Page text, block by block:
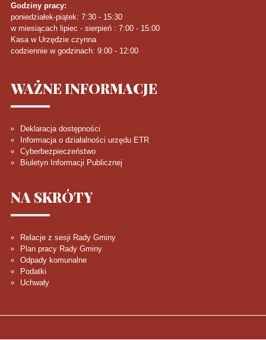
Godziny pracy:
poniedziałek-piątek: 7:30 - 15:30
w miesiącach lipiec - sierpień : 7:00 - 15:00
Kasa w Urzędzie czynna
codziennie w godzinach: 9:00 - 12:00
WAŻNEINFORMACJE
Deklaracja dostępności
Informacja o działalności urzędu ETR
Cyberbezpieczeństwo
Biuletyn Informacji Publicznej
NA SKRÓTY
Relacje z sesji Rady Gminy
Plan pracy Rady Gminy
Odpady komunalne
Podatki
Uchwały